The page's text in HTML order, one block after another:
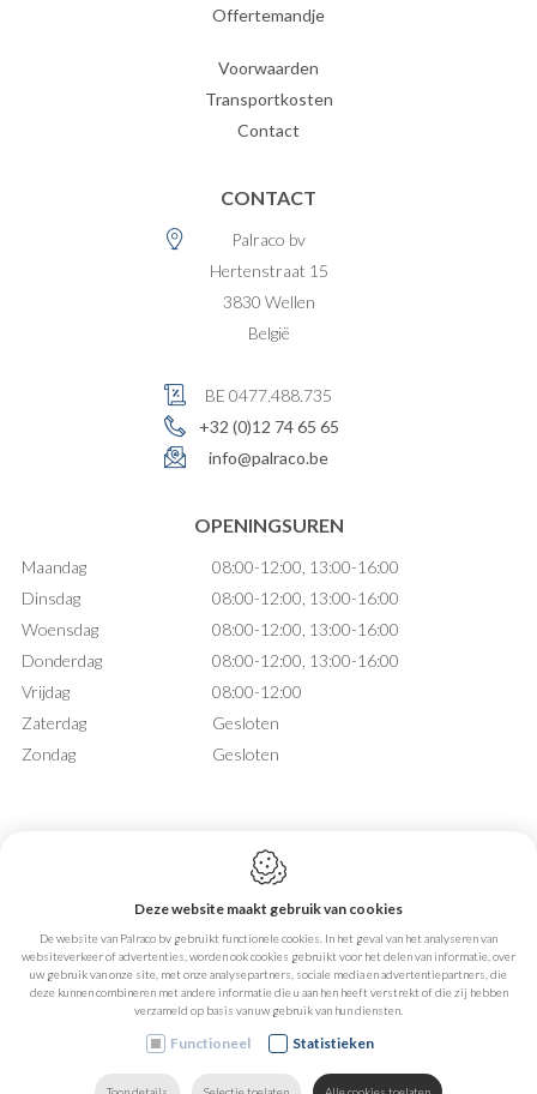
Offertemandje
Voorwaarden
Transportkosten
Contact
CONTACT
Palraco bv
Hertenstraat 15
3830 Wellen
België
BE 0477.488.735
+32 (0)12 74 65 65
info@palraco.be
OPENINGSUREN
Maandag
08:00-12:00, 13:00-16:00
Dinsdag
08:00-12:00, 13:00-16:00
Woensdag
08:00-12:00, 13:00-16:00
Donderdag
08:00-12:00, 13:00-16:00
Vrijdag
08:00-12:00
Zaterdag
Gesloten
Zondag
Gesloten
Webdesign by IDcreation 2026
Cookie policy
Privacy policy
Sitemap
Deze website maakt gebruik van cookies
De website van Palraco bv gebruikt functionele cookies. In het geval van het analyseren van
websiteverkeer of advertenties, worden ook cookies gebruikt voor het delen van informatie, over
uw gebruik van onze site, met onze analysepartners, sociale media en advertentiepartners, die
deze kunnen combineren met andere informatie die u aan hen heeft verstrekt of die zij hebben
verzameld op basis van uw gebruik van hun diensten.
Functioneel Statistieken